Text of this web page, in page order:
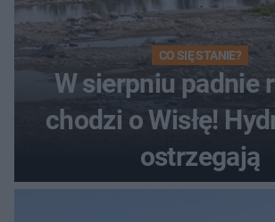
CO SIĘ STANIE?
W sierpniu padnie
chodzi o Wisłę!
ostrzegają